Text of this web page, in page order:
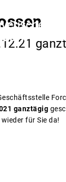
ganztägig
für Sie da!